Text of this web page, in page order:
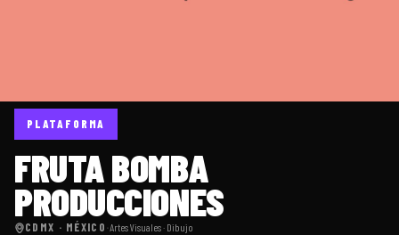
PLATAFORMA
FRUTA BOMBA
PRODUCCIONES
CDMX · MÉXICO·Artes Visuales · Dibujo